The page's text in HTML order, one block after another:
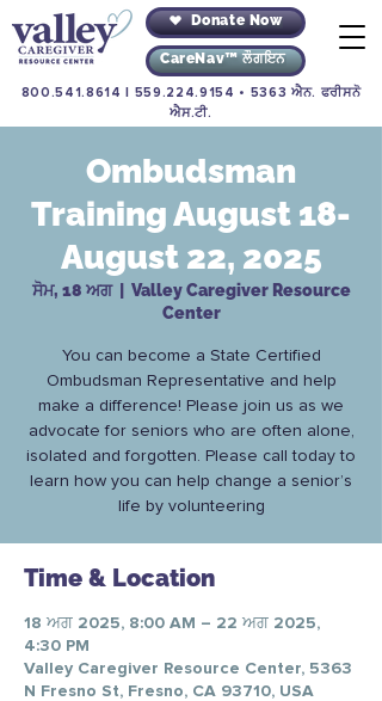
Donate Now
CareNav™ ਲੌਗਇਨ
800.541.8614 559.224.9154 • 5363 ਐਨ. ਫਰੀਸਨੋ
ਐਸ.ਟੀ.
Ombudsman
Training August 18-
August 22, 2025
ਸੋਮ, 18 ਅਗ
  |
Valley Caregiver Resource
Center
You can become a State Certified
Ombudsman Representative and help
make a difference! Please join us as we
advocate for seniors who are often alone,
isolated and forgotten. Please call today to
learn how you can help change a senior’s
life by volunteering
Time & Location
18 ਅਗ 2025, 8:00 AM – 22 ਅਗ 2025,
4:30 PM
Valley Caregiver Resource Center, 5363
N Fresno St, Fresno, CA 93710, USA